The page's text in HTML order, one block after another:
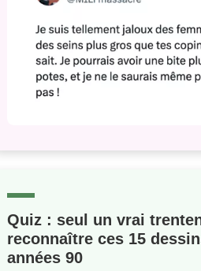
Quiz : seul un vrai
reconnaître ces 15
années 90